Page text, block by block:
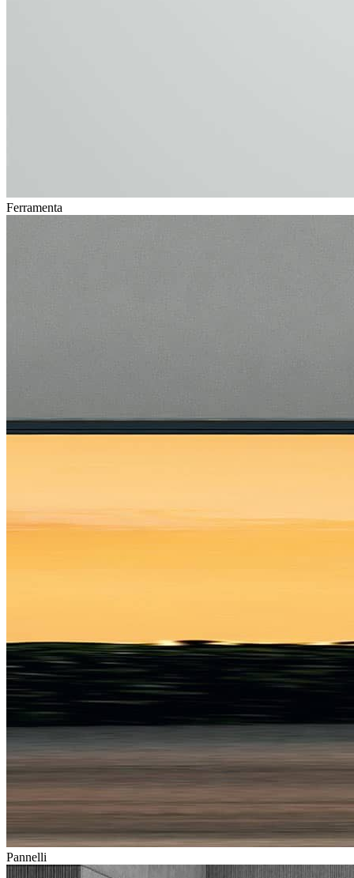
Ferramenta
Pannelli